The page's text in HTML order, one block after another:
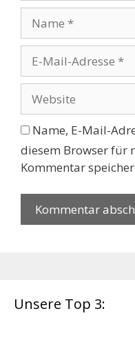
m
M
i
-
A
d
e
b
s
i
e
Name, E-Mail-
diesem Browser für
Kommentar
Unsere Top 3: